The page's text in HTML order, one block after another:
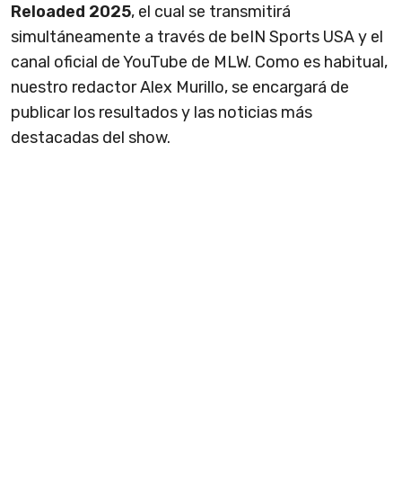
Reloaded 2025, el cual se transmitirá
simultáneamente a través de beIN Sports USA y el
canal oficial de YouTube de MLW. Como es habitual,
nuestro redactor Alex Murillo, se encargará de
publicar los resultados y las noticias más
destacadas del show.